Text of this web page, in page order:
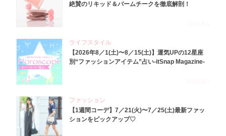
絶賛のリキッド＆バームチークを徹底解剖！
ライフスタイル
【2026年8／1(土)〜8／15(土)】運気UPの12星座
別“ファッションアイテム”占い-itSnap Magazine-
ファッション
【1週間コーデ】7／21(火)〜7／25(土)最新ファッ
ションをピックアップ♡